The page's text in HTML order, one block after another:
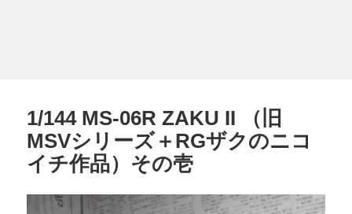
1/144 MS-06R ZAKU II （旧
MSVシリーズ＋RGザクのニコ
イチ作品）その壱